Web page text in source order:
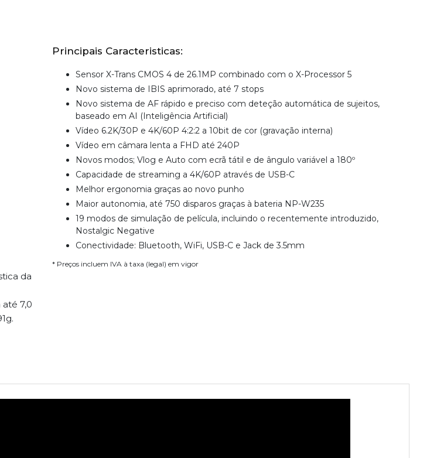
da
7,0
Principais Caracteristicas:
Sensor X-Trans CMOS 4 de 26.1MP combinado com o X-Processor 5
Novo sistema de IBIS aprimorado, até 7 stops
Novo sistema de AF rápido e preciso com deteção automática de sujeitos,
baseado em AI (Inteligência Artificial)
Vídeo 6.2K/30P e 4K/60P 4:2:2 a 10bit de cor (gravação interna)
Vídeo em câmara lenta a FHD até 240P
Novos modos; Vlog e Auto com ecrã tátil e de ângulo variável a 180º
Capacidade de streaming a 4K/60P através de USB-C
Melhor ergonomia graças ao novo punho
Maior autonomia, até 750 disparos graças à bateria NP-W235
19 modos de simulação de película, incluindo o recentemente introduzido,
Nostalgic Negative
Conectividade: Bluetooth, WiFi, USB-C e Jack de 3.5mm
* Preços incluem IVA à taxa (legal) em vigor